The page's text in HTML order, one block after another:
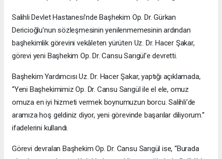
Salihli Devlet Hastanesi’nde Başhekim Op. Dr. Gürkan
Dericioğlu’nun sözleşmesinin yenilenmemesinin ardından
başhekimlik görevini vekâleten yürüten Uz. Dr. Hacer Şakar,
görevi yeni Başhekim Op. Dr. Cansu Sarıgül’e devretti.
Başhekim Yardımcısı Uz. Dr. Hacer Şakar, yaptığı açıklamada,
“Yeni Başhekimimiz Op. Dr. Cansu Sarıgül ile el ele, omuz
omuza en iyi hizmeti vermek boynumuzun borcu. Salihli’de
aramıza hoş geldiniz diyor, yeni görevinde başarılar diliyorum.”
ifadelerini kullandı.
Görevi devralan Başhekim Op. Dr. Cansu Sarıgül ise, “Burada